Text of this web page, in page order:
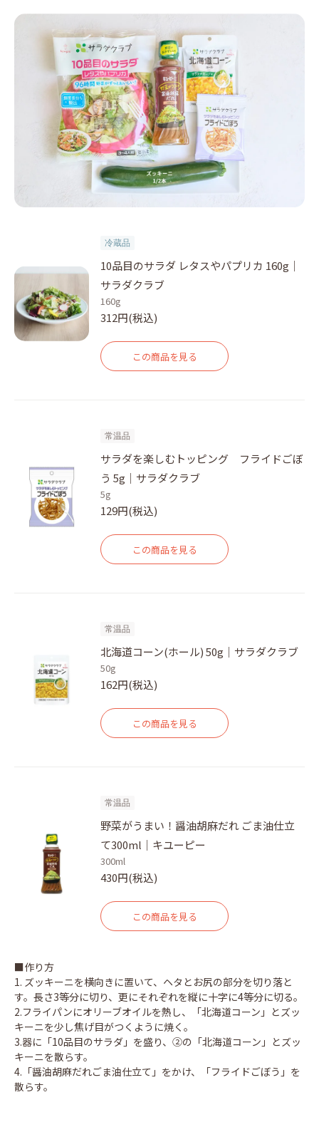
冷蔵品
10品目のサラダ レタスやパプリカ 160g｜
サラダクラブ
160g
312円(税込)
この商品を見る
常温品
サラダを楽しむトッピング フライドごぼ
う 5g｜サラダクラブ
5g
129円(税込)
この商品を見る
常温品
北海道コーン(ホール) 50g｜サラダクラブ
50g
162円(税込)
この商品を見る
常温品
野菜がうまい！醤油胡麻だれ ごま油仕立
て300ml｜キユーピー
300ml
430円(税込)
この商品を見る
■作り方
1. ズッキーニを横向きに置いて、ヘタとお尻の部分を切り落と
す。長さ3等分に切り、更にそれぞれを縦に十字に4等分に切る。
2.フライパンにオリーブオイルを熱し、「北海道コーン」とズッ
キーニを少し焦げ目がつくように焼く。
3.器に「10品目のサラダ」を盛り、②の「北海道コーン」とズッ
キーニを散らす。
4.「醤油胡麻だれごま油仕立て」をかけ、「フライドごぼう」を
散らす。